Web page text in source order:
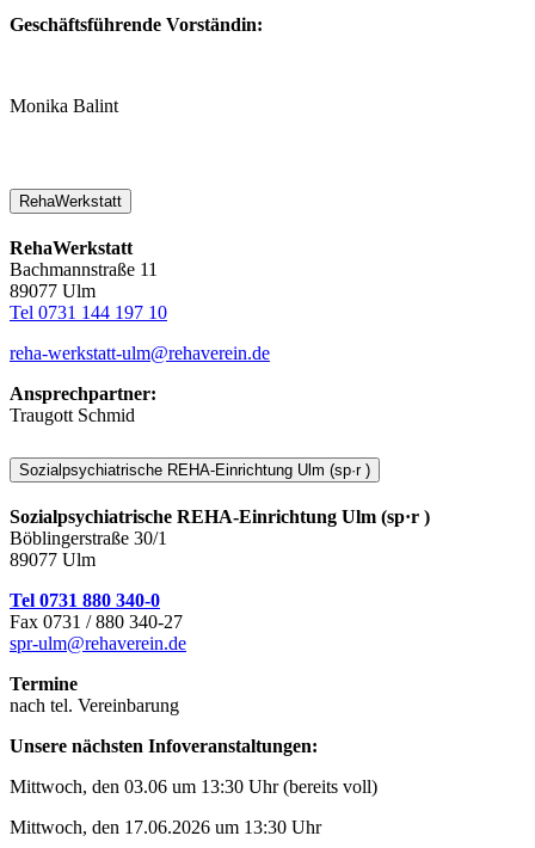
Geschäftsführende Vorständin:
Monika Balint
RehaWerkstatt
RehaWerkstatt
Bachmannstraße 11
89077 Ulm
Tel 0731 144 197 10
reha-werkstatt-ulm@rehaverein.de
Ansprechpartner:
Traugott Schmid
Sozialpsychiatrische REHA-Einrichtung Ulm (sp·r )
Sozialpsychiatrische REHA-Einrichtung Ulm (sp·r )
Böblingerstraße 30/1
89077 Ulm
Tel 0731 880 340-0
Fax 0731 / 880 340-27
spr-ulm@rehaverein.de
Termine
nach tel. Vereinbarung
Unsere nächsten Infoveranstaltungen:
Mittwoch, den 03.06 um 13:30 Uhr (bereits voll)
Mittwoch, den 17.06.2026 um 13:30 Uhr